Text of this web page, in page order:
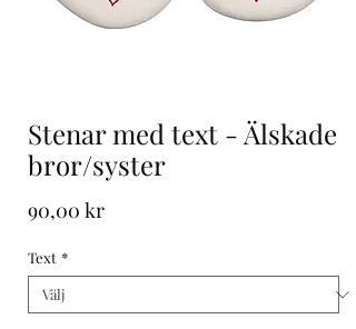
Stenar med text - Älskade
bror/syster
90,00 krPris
Text *